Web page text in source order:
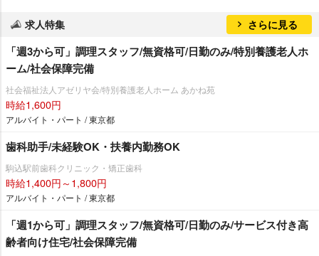
求人特集 さらに見る
「週3から可」調理スタッフ/無資格可/日勤のみ/特別養護老人ホ
ーム/社会保障完備
社会福祉法人アゼリヤ会/特別養護老人ホーム あかね苑
時給1,600円
アルバイト・パート / 東京都
歯科助手/未経験OK・扶養内勤務OK
駒込駅前歯科クリニック・矯正歯科
時給1,400円～1,800円
アルバイト・パート / 東京都
「週1から可」調理スタッフ/無資格可/日勤のみ/サービス付き高
齢者向け住宅/社会保障完備